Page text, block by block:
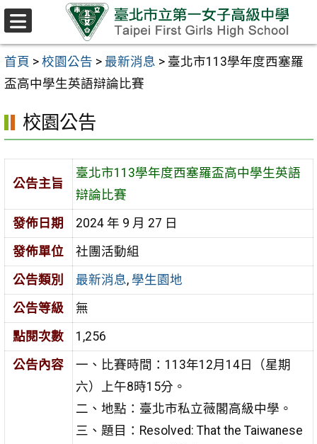
跳至主要內容區
首頁 > 校園公告 > 最新消息 > 臺北市113學年度西塞羅
盃高中學生英語辯論比賽
校園公告
公告主旨
臺北市113學年度西塞羅盃高中學生英語
辯論比賽
發佈日期
2024 年 9 月 27 日
發佈單位
社團活動組
公告類別
最新消息, 學生園地
公告等級
無
點閱次數
1,256
公告內容
一、比賽時間：113年12月14日（星期
六）上午8時15分。
二、地點：臺北市私立薇閣高級中學。
三、題目：Resolved: That the Taiwanese
選
單